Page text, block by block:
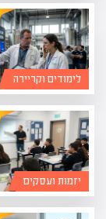
לימודים וקריירה
יזמות ועסקים